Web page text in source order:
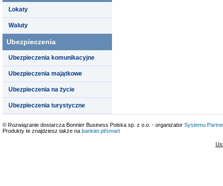
Lokaty
Waluty
Ubezpieczenia
Ubezpieczenia komunikacyjne
Ubezpieczenia majątkowe
Ubezpieczenia na życie
Ubezpieczenia turystyczne
© Rozwiązanie dostarcza Bonnier Business Polska sp. z o.o. - organizator Systemu
Produkty te znajdziesz także na bankier.pl/smart